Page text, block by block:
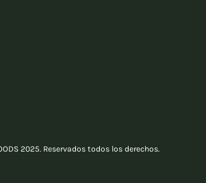
2025. Reservados todos los derechos.